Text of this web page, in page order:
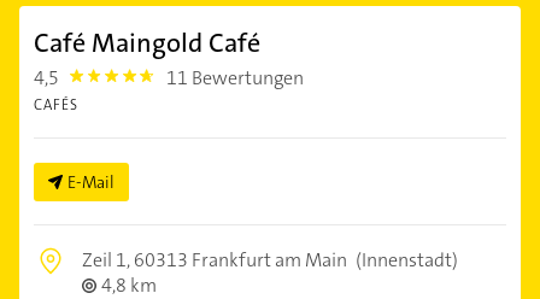
Café Maingold Café
4,5 4.5 11 Bewertungen
CAFÉS
E-Mail
Zeil 1,60313 Frankfurt am Main (Innenstadt)
4,8 km